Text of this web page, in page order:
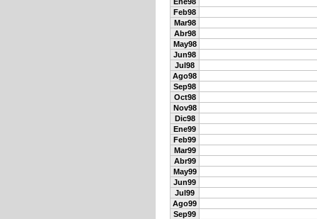
Feb98
Mar98
Abr98
May98
Jun98
Jul98
Ago98
Sep98
Oct98
Nov98
Dic98
Ene99
Feb99
Mar99
Abr99
May99
Jun99
Jul99
Ago99
Sep99